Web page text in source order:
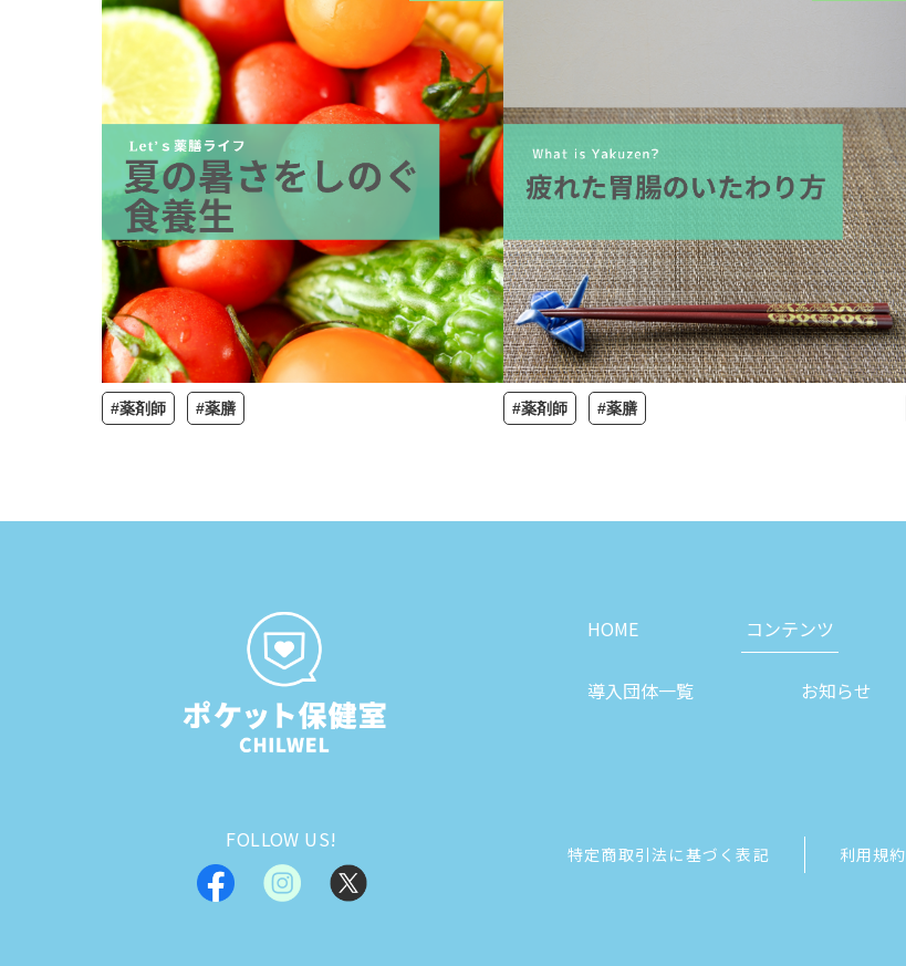
#薬剤師 #薬膳 #薬剤師 #薬膳
HOME コンテンツ
導入団体一覧 お知らせ
FOLLOW US!
特定商取引法に基づく表記 利用規約